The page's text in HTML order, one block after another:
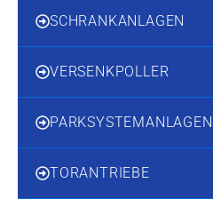
SCHRANKANLAGEN
VERSENKPOLLER
PARKSYSTEMANLAGEN
TORANTRIEBE